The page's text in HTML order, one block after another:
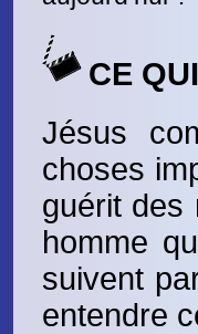
CE
Jésus
choses
guérit des
homme
suivent
entendre